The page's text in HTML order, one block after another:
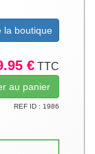
la boutique
€ TTC
REF ID : 1986